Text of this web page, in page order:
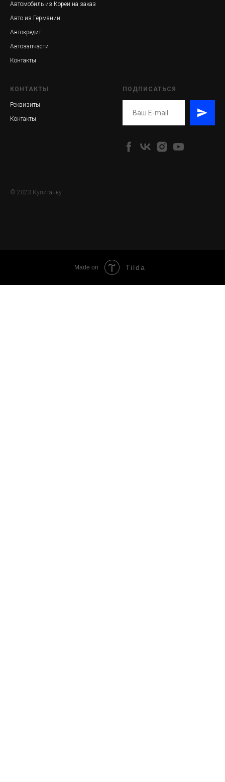
Автомобиль из Кореи на заказ
Авто из Германии
Автокредит
Автозапчасти
Контакты
КОНТАКТЫ
Реквизиты
Контакты
ПОДПИСАТЬСЯ
© 2023 Купитачку
Made on Tilda